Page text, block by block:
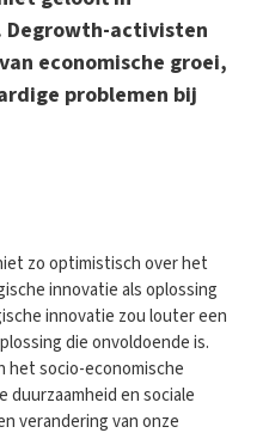
Degrowth-activisten
economische groei,
problemen bij
zo optimistisch over het
innovatie als oplossing
innovatie zou louter een
die onvoldoende is.
het socio-economische
duurzaamheid en sociale
verandering van onze